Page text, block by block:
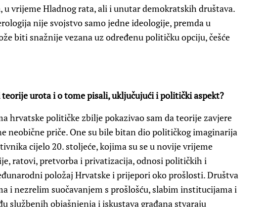
vrijeme Hladnog rata, ali i unutar demokratskih društava.
nije svojstvo samo jedne ideologije, premda u
biti snažnije vezana uz određenu političku opciju, češće
urota i o tome pisali, uključujući i politički aspekt?
hrvatske političke zbilje pokazivao sam da teorije zavjere
neobične priče. One su bile bitan dio političkog imaginarija
cijelo 20. stoljeće, kojima su se u novije vrijeme
ratovi, pretvorba i privatizacija, odnosi političkih i
položaj Hrvatske i prijepori oko prošlosti. Društva
i nezrelim suočavanjem s prošlošću, slabim institucijama i
službenih objašnjenja i iskustava građana stvaraju